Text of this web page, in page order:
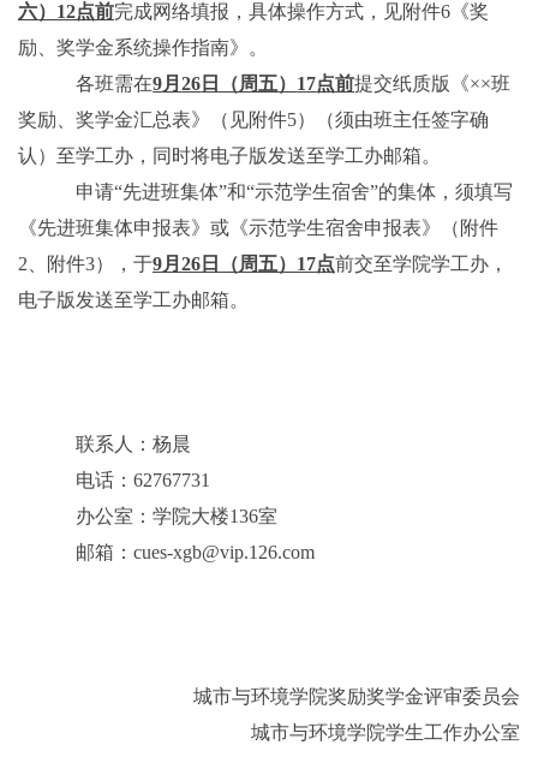
六） 12点前完成网络填报，具体操作方式，见附件6 《奖
励、奖学金系统操作指南》。
各班需在9月26 日（周五） 17点前提交纸质版《××班
奖励、奖学金汇总表》（见附件5）（须由班主任签字确
认）至学工办，同时将电子版发送至学工办邮箱。
申请“先进班集体”和“示范学生宿舍”的集体，须填写
《先进班集体申报表》或《示范学生宿舍申报表》（附件
2 、附件3），于9月 26 日（周五） 17点前交至学院学工办，
电子版发送至学工办邮箱。
联系人：杨晨
电话：62767731
办公室：学院大楼136室
邮箱：cues-xgb@vip.126.com
城市与环境学院奖励奖学金评审委员会
城市与环境学院学生工作办公室